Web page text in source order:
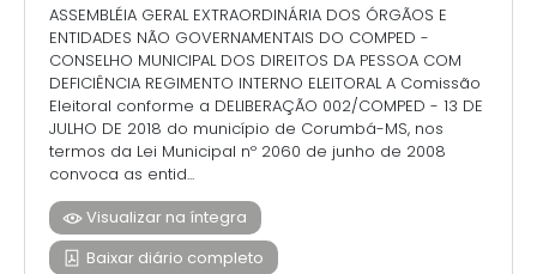
ASSEMBLÉIA GERAL EXTRAORDINÁRIA DOS ÓRGÃOS E
ENTIDADES NÃO GOVERNAMENTAIS DO COMPED -
CONSELHO MUNICIPAL DOS DIREITOS DA PESSOA COM
DEFICIÊNCIA REGIMENTO INTERNO ELEITORAL A Comissão
Eleitoral conforme a DELIBERAÇÃO 002/COMPED - 13 DE
JULHO DE 2018 do município de Corumbá-MS, nos
termos da Lei Municipal nº 2060 de junho de 2008
convoca as entid...
Visualizar na íntegra
Baixar diário completo